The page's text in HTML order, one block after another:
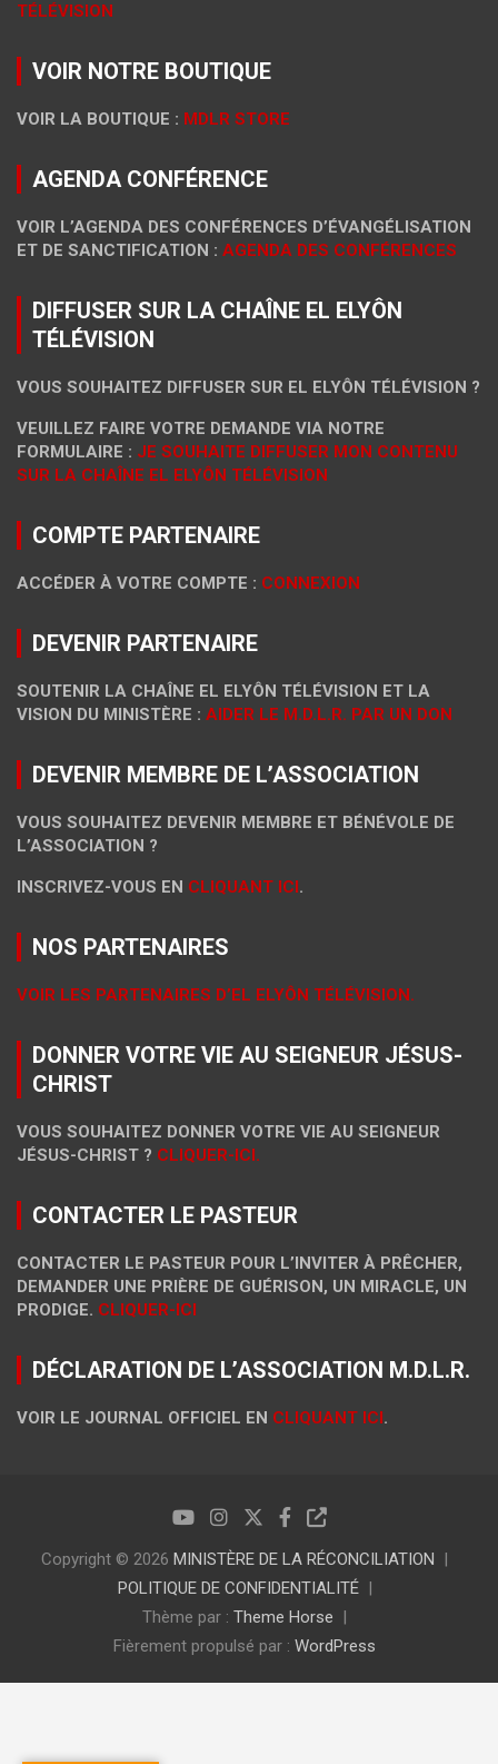
TÉLÉVISION
VOIR NOTRE BOUTIQUE
VOIR LA BOUTIQUE : MDLR STORE
AGENDA CONFÉRENCE
VOIR L’AGENDA DES CONFÉRENCES D’ÉVANGÉLISATION
ET DE SANCTIFICATION : AGENDA DES CONFÉRENCES
DIFFUSER SUR LA CHAÎNE EL ELYÔN
TÉLÉVISION
VOUS SOUHAITEZ DIFFUSER SUR EL ELYÔN TÉLÉVISION ?
VEUILLEZ FAIRE VOTRE DEMANDE VIA NOTRE
FORMULAIRE : JE SOUHAITE DIFFUSER MON CONTENU
SUR LA CHAÎNE EL ELYÔN TÉLÉVISION
COMPTE PARTENAIRE
ACCÉDER À VOTRE COMPTE : CONNEXION
DEVENIR PARTENAIRE
SOUTENIR LA CHAÎNE EL ELYÔN TÉLÉVISION ET LA
VISION DU MINISTÈRE : AIDER LE M.D.L.R. PAR UN DON
DEVENIR MEMBRE DE L’ASSOCIATION
VOUS SOUHAITEZ DEVENIR MEMBRE ET BÉNÉVOLE DE
L’ASSOCIATION ?
INSCRIVEZ-VOUS EN CLIQUANT ICI.
NOS PARTENAIRES
VOIR LES PARTENAIRES D’EL ELYÔN TÉLÉVISION.
DONNER VOTRE VIE AU SEIGNEUR JÉSUS-
CHRIST
VOUS SOUHAITEZ DONNER VOTRE VIE AU SEIGNEUR
JÉSUS-CHRIST ? CLIQUER-ICI.
CONTACTER LE PASTEUR
CONTACTER LE PASTEUR POUR L’INVITER À PRÊCHER,
DEMANDER UNE PRIÈRE DE GUÉRISON, UN MIRACLE, UN
PRODIGE. CLIQUER-ICI
DÉCLARATION DE L’ASSOCIATION M.D.L.R.
VOIR LE JOURNAL OFFICIEL EN CLIQUANT ICI.
Copyright © 2026 MINISTÈRE DE LA RÉCONCILIATION
POLITIQUE DE CONFIDENTIALITÉ
Thème par : Theme Horse
Fièrement propulsé par : WordPress